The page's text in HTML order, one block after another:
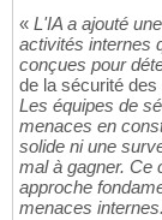
« L'IA a ajouté
activités internes
conçues pour
de la sécurité
Les équipes de
menaces en
solide ni une
mal à gagner. Ce
approche
menaces internes.